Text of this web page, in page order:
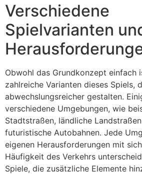
Verschiedene
Spielvarianten
Obwohl das Grundkonzept einfach
zahlreiche Varianten dieses Spiels,
abwechslungsreicher gestalten.
verschiedene Umgebungen, wie
Stadtstraßen, ländliche
futuristische Autobahnen. Jede
eigenen Herausforderungen mit
Häufigkeit des Verkehrs
Spiele, die zusätzliche Elemente